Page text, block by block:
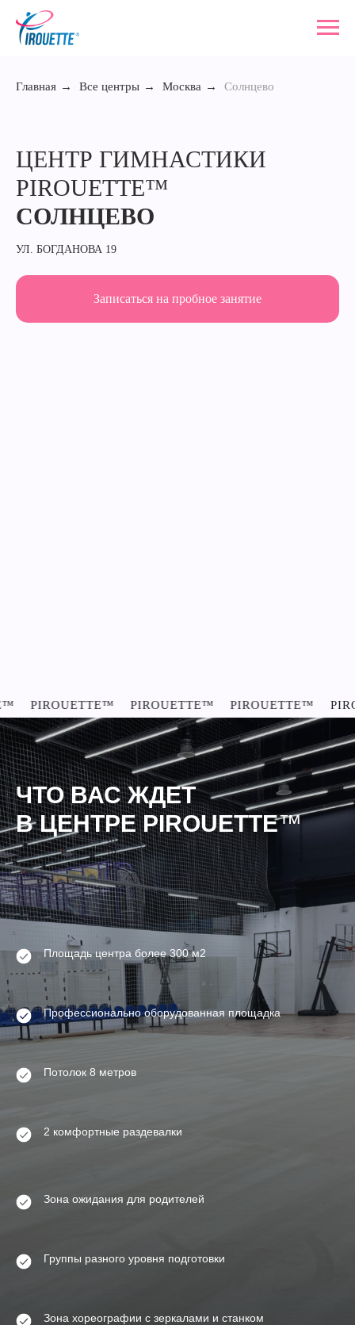
Главная → Все центры → Москва → Солнцево
ЦЕНТР ГИМНАСТИКИ
PIROUETTE™
СОЛНЦЕВО
УЛ. БОГДАНОВА 19
Записаться на пробное занятие
PIROUETTE™ PIROUETTE™ PIROUETTE™
ЧТО ВАС ЖДЕТ
В ЦЕНТРЕ PIROUETTE™
Площадь центра более 300 м2
Профессионально оборудованная площадка
Потолок 8 метров
2 комфортные раздевалки
Зона ожидания для родителей
Группы разного уровня подготовки
Зона хореографии с зеркалами и станком
Узнать больше
ТРЕНЕРСКИЙ